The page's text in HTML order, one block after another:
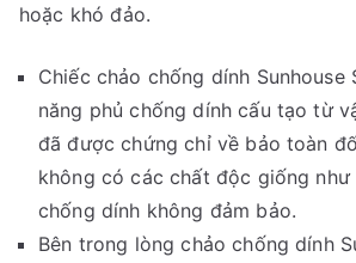
hoặc khó đảo.
Chiếc chảo chống dính Sunhouse
năng phủ chống dính cấu tạo từ
đã được chứng chỉ về bảo toàn
không có các chất độc giống như
chống dính không đảm bảo.
Bên trong lòng chảo chống dính